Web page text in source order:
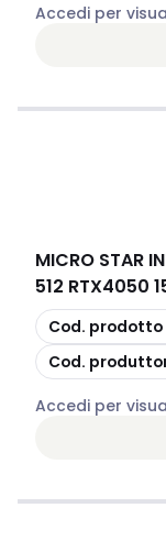
Accedi per
MICRO STAR
512 RTX4050
copia
Cod. prodotto
copia
Cod.
Accedi per